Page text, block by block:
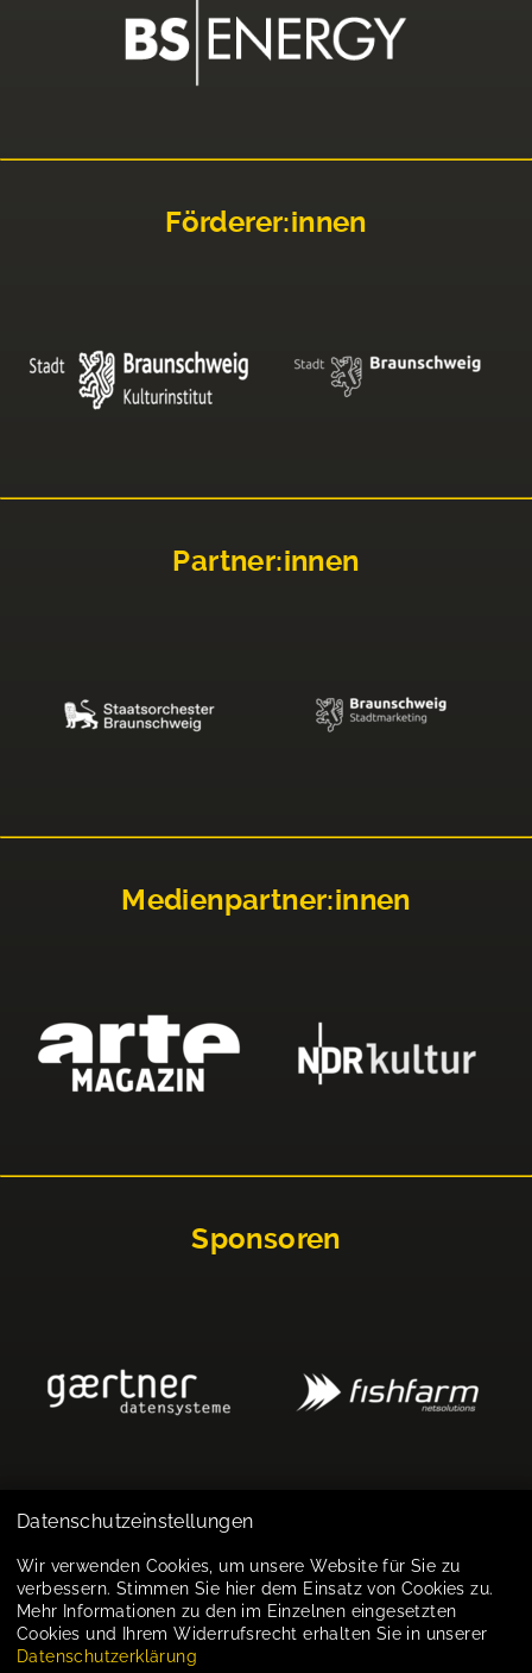
Förderer:innen
Partner:innen
Medienpartner:innen
Sponsoren
Impressum
Datenschutz
Cookie-Einstellungen
Datenschutzeinstellungen
Wir verwenden Cookies, um unsere Website für Sie zu
verbessern. Stimmen Sie hier dem Einsatz von Cookies zu.
Mehr Informationen zu den im Einzelnen eingesetzten
Cookies und Ihrem Widerrufsrecht erhalten Sie in unserer
Datenschutzerklärung